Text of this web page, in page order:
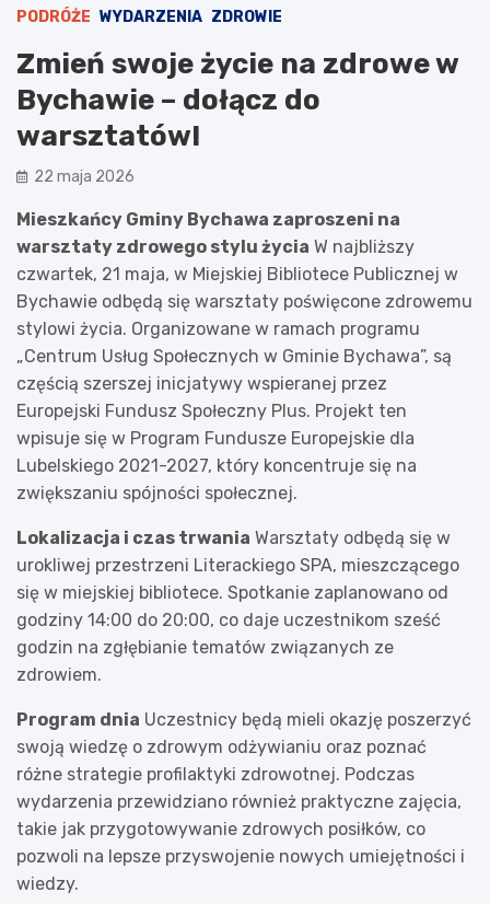
PODRÓŻE WYDARZENIA ZDROWIE
Zmień swoje życie na zdrowe w
Bychawie – dołącz do
warsztatów!
22 maja 2026
Mieszkańcy Gminy Bychawa zaproszeni na
warsztaty zdrowego stylu życia W najbliższy
czwartek, 21 maja, w Miejskiej Bibliotece Publicznej w
Bychawie odbędą się warsztaty poświęcone zdrowemu
stylowi życia. Organizowane w ramach programu
„Centrum Usług Społecznych w Gminie Bychawa”, są
częścią szerszej inicjatywy wspieranej przez
Europejski Fundusz Społeczny Plus. Projekt ten
wpisuje się w Program Fundusze Europejskie dla
Lubelskiego 2021-2027, który koncentruje się na
zwiększaniu spójności społecznej.
Lokalizacja i czas trwania Warsztaty odbędą się w
urokliwej przestrzeni Literackiego SPA, mieszczącego
się w miejskiej bibliotece. Spotkanie zaplanowano od
godziny 14:00 do 20:00, co daje uczestnikom sześć
godzin na zgłębianie tematów związanych ze
zdrowiem.
Program dnia Uczestnicy będą mieli okazję poszerzyć
swoją wiedzę o zdrowym odżywianiu oraz poznać
różne strategie profilaktyki zdrowotnej. Podczas
wydarzenia przewidziano również praktyczne zajęcia,
takie jak przygotowywanie zdrowych posiłków, co
pozwoli na lepsze przyswojenie nowych umiejętności i
wiedzy.